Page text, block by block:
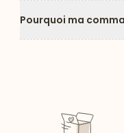
Pourquoi ma